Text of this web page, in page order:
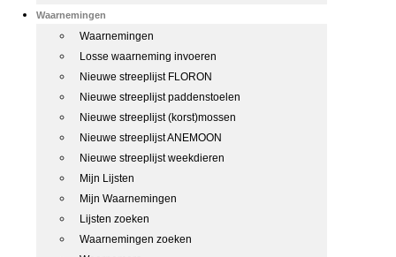
Waarnemingen
Waarnemingen
Losse waarneming invoeren
Nieuwe streeplijst FLORON
Nieuwe streeplijst paddenstoelen
Nieuwe streeplijst (korst)mossen
Nieuwe streeplijst ANEMOON
Nieuwe streeplijst weekdieren
Mijn Lijsten
Mijn Waarnemingen
Lijsten zoeken
Waarnemingen zoeken